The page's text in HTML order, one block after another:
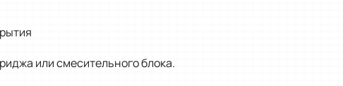
или смесительного блока.